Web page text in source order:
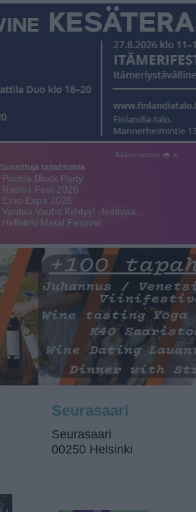
Sääennusteet 🌧 ☼
Suosittuja tapahtumia
Puotila Block Party
Rastila Fest 2026
Etno-Espa 2026
Vantaa Vauhti Kiihtyy! -festivaa…
Hellsinki Metal Festival
Seurasaari
Seurasaari
00250 Helsinki